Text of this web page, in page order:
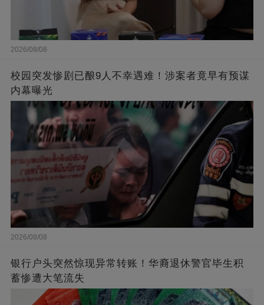
2026/08/08
校园突发惨剧已酿9人不幸遇难！涉案者竟早有预谋
内幕曝光
2026/08/08
银行户头突然惊现异常转账！华裔退休警官毕生积
蓄惨遭大笔流失